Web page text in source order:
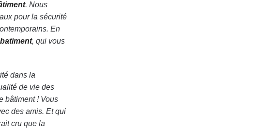
. Nous
pour la sécurité
En
, qui vous
dans la
de vie des
bâtiment ! Vous
des amis. Et qui
cru que la